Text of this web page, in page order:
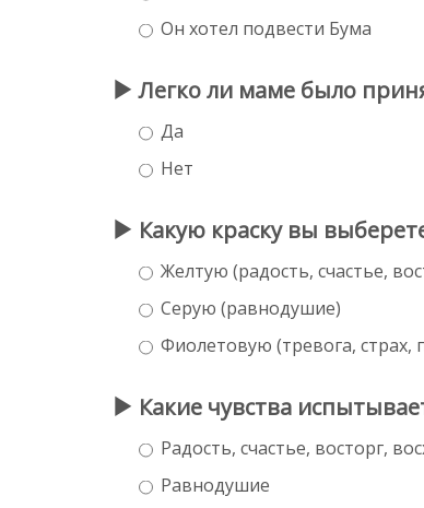
Он хотел подвести Бума
Легко ли маме было
Да
Нет
Какую краску вы
Желтую (радость, счастье,
Серую (равнодушие)
Фиолетовую (тревога, страх,
Какие чувства
Радость, счастье, восторг,
Равнодушие